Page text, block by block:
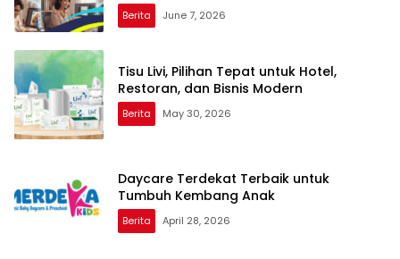
Berita June 7, 2026
Tisu Livi, Pilihan Tepat untuk Hotel,
Restoran, dan Bisnis Modern
Berita May 30, 2026
Daycare Terdekat Terbaik untuk
Tumbuh Kembang Anak
Berita April 28, 2026